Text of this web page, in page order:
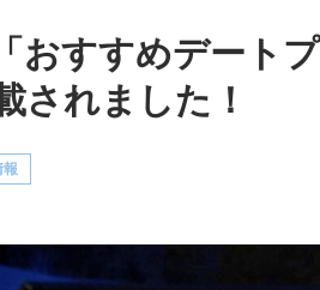
おすすめデート
されました！
報